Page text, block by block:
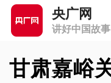
央广网
讲好中国故
甘肃嘉峪